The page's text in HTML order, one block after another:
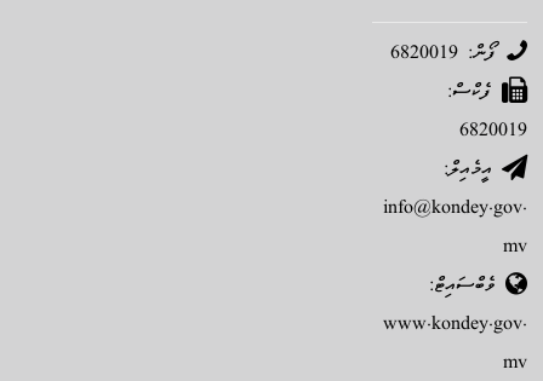
ފޯން: 6820019
ފެކްސް:
6820019
އީމެއިލް:
info@kondey.gov.
mv
ވެބްސައިޓް:
www.kondey.gov.
mv